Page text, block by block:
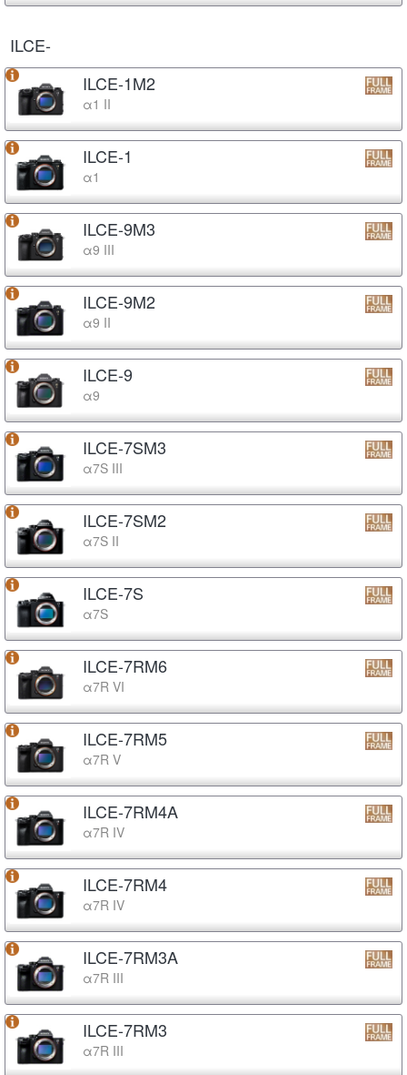
ILCE-
ILCE-1M2
α1 II
ILCE-1
α1
ILCE-9M3
α9 III
ILCE-9M2
α9 II
ILCE-9
α9
ILCE-7SM3
α7S III
ILCE-7SM2
α7S II
ILCE-7S
α7S
ILCE-7RM6
α7R VI
ILCE-7RM5
α7R V
ILCE-7RM4A
α7R IV
ILCE-7RM4
α7R IV
ILCE-7RM3A
α7R III
ILCE-7RM3
α7R III